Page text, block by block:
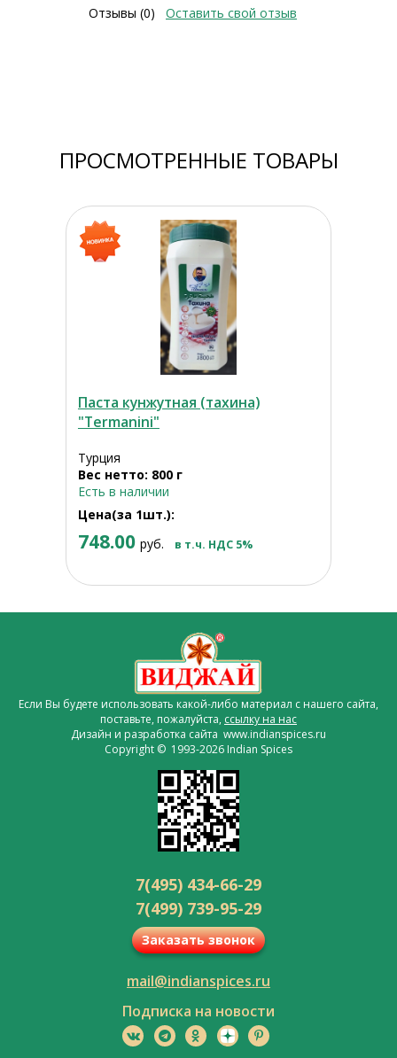
Отзывы (0) Оставить свой отзыв
ПРОСМОТРЕННЫЕ ТОВАРЫ
Паста кунжутная (тахина)
"Termanini"
Турция
Вес нетто: 800 г
Есть в наличии
Цена(за 1шт.):
748.00 руб. в т.ч. НДС 5%
Если Вы будете использовать какой-либо материал с нашего сайта,
поставьте, пожалуйста, ссылку на нас
Дизайн и разработка сайта www.indianspices.ru
Copyright © 1993-2026 Indian Spices
7(495) 434-66-29
7(499) 739-95-29
Заказать звонок
mail@indianspices.ru
Подписка на новости